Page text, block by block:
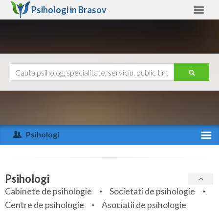
Psihologi in Brasov
Arad
Arges
Bihor
Bistrita-Nasaud
Ajutor
Psihologi
Specialitati
Servicii
Psihologi
Cabinete de psihologie
Societati de psihologie
Centre de psihologie
Asociatii de psihologie